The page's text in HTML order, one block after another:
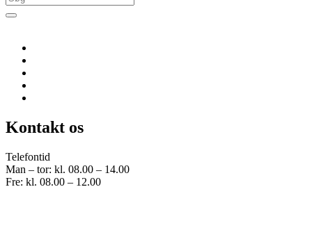
Kontakt os
Telefontid
Man – tor: kl. 08.00 – 14.00
Fre: kl. 08.00 – 12.00